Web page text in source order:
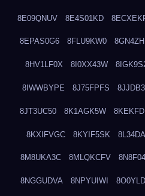
8E09QNUV 8E4S01KD
8EPAS0G6 8FLU9KW0
8HV1LF0X 8I0XX43W
8IWWBYPE 8J75FPFS
8JT3UC50 8K1AGK5W
8KXIFVGC 8KYIF5SK
8M8UKA3C 8MLQKCFV
8NGGUDVA 8NPYUIWI